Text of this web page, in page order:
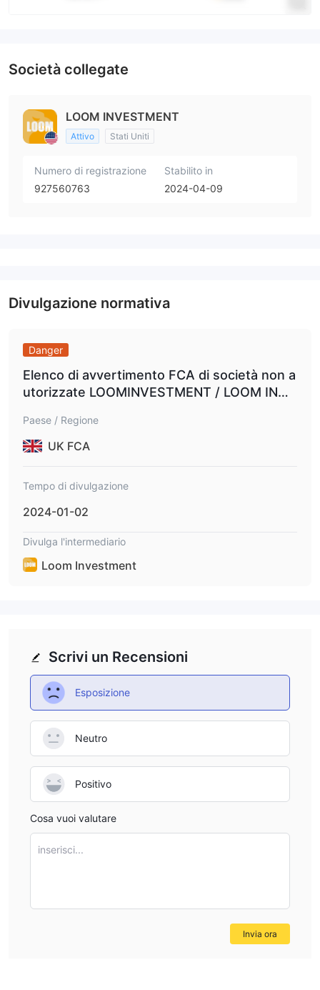
Società collegate
LOOM INVESTMENT
Attivo Stati Uniti
Numero di registrazione
927560763
Stabilito in
2024-04-09
Divulgazione normativa
Danger
Elenco di avvertimento FCA di società non a
utorizzate LOOMINVESTMENT / LOOM INVE
Paese / Regione
UK FCA
Tempo di divulgazione
2024-01-02
Divulga l'intermediario
Loom Investment
Scrivi un Recensioni
Esposizione
Neutro
Positivo
Cosa vuoi valutare
inserisci...
Invia ora